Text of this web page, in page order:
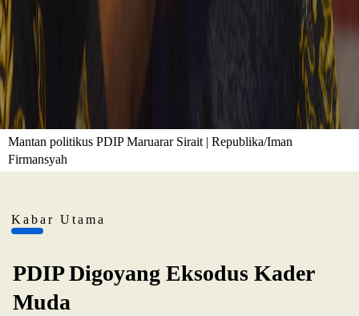
Mantan politikus PDIP Maruarar Sirait | Republika/Iman
Firmansyah
Kabar Utama
PDIP Digoyang Eksodus Kader
Muda